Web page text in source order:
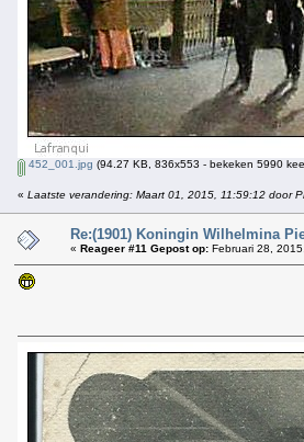
452_001.jpg (94.27 KB, 836x553 - bekeken 5990
« Laatste verandering: Maart 01, 2015, 11:59:12 door
Re:(1901) Koningin Wilhelmina
« Reageer #11 Gepost op: Februari 28,